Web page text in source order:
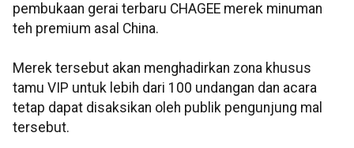
pembukaan gerai terbaru CHAGEE merek minuman
teh premium asal China.
Merek tersebut akan menghadirkan zona khusus
tamu VIP untuk lebih dari 100 undangan dan acara
tetap dapat disaksikan oleh publik pengunjung mal
tersebut.